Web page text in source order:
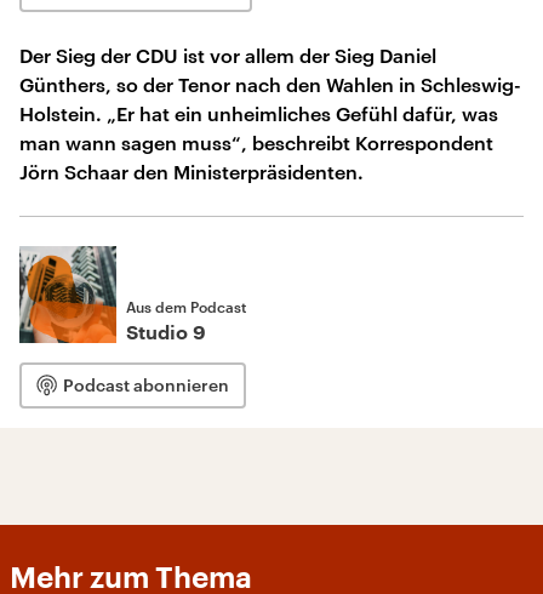
Der Sieg der CDU ist vor allem der Sieg Daniel
Günthers, so der Tenor nach den Wahlen in Schleswig-
Holstein. „Er hat ein unheimliches Gefühl dafür, was
man wann sagen muss“, beschreibt Korrespondent
Jörn Schaar den Ministerpräsidenten.
Aus dem Podcast
Studio 9
Podcast abonnieren
Mehr zum Thema